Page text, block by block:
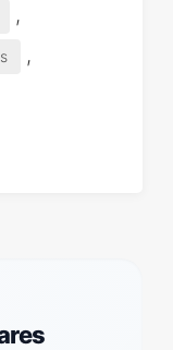
,
,